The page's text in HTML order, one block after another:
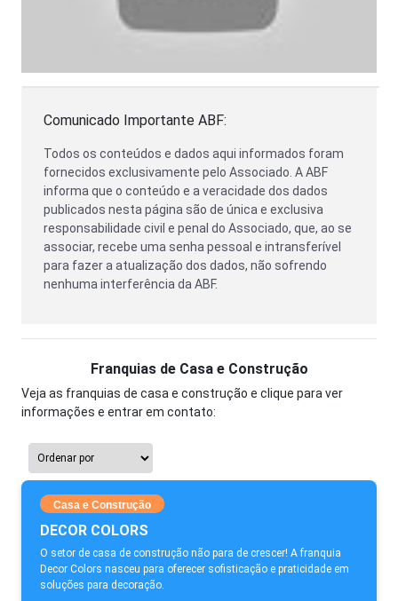
Comunicado Importante ABF:
Todos os conteúdos e dados aqui informados foram
fornecidos exclusivamente pelo Associado. A ABF
informa que o conteúdo e a veracidade dos dados
publicados nesta página são de única e exclusiva
responsabilidade civil e penal do Associado, que, ao se
associar, recebe uma senha pessoal e intransferível
para fazer a atualização dos dados, não sofrendo
nenhuma interferência da ABF.
Franquias de Casa e Construção
Veja as franquias de casa e construção e clique para ver
informações e entrar em contato:
Casa e Construção
DECOR COLORS
O setor de casa de construção não para de crescer! A franquia
Decor Colors nasceu para oferecer sofisticação e praticidade em
soluções para decoração.